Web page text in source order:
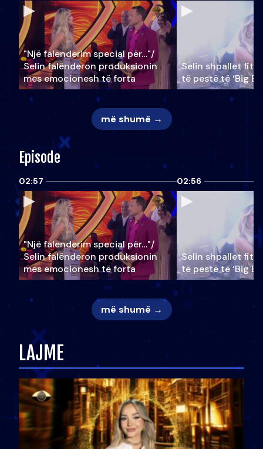
"Një falenderim special për…"/
Selin falënderon produksionin
mes emocionesh të forta
Selin shpallet
të pestë të ‘Big
më shumë →
Episode
02:57
"Një falenderim special për…"/
Selin falënderon produksionin
mes emocionesh të forta
02:56
Selin shpallet
të pestë të ‘Big
më shumë →
LAJME